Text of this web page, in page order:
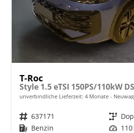
T-Roc
unverbindliche Lieferzeit: 4 Monate
Fahrzeugnr. 637171 Getriebe
Kraftstoff Benzin Leistung 110